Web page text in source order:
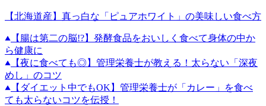
【北海道産】真っ白な「ピュアホワイト」の美味しい食べ方
【腸は第二の脳!?】発酵食品をおいしく食べて身体の中か
ら健康に
【夜に食べても◎】管理栄養士が教える！太らない「深夜
めし」のコツ
【ダイエット中でもOK】管理栄養士が「カレー」を食べ
ても太らないコツを伝授！